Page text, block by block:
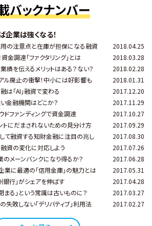
バックナンバー
業は強くなる！
用の注意点と在庫が担保になる融資
2018.04.25
金調達「ファクタリング」とは
2018.03.28
績を伝えるメリットはある？ない？
2018.02.28
ル廃止の衝撃！中小には好影響も
2018.01.31
は「AI」融資で変わる
2017.12.20
金融機関はどこか？
2017.11.29
ドファンディングで資金調達
2017.10.27
トにだまされないための見分け方
2017.09.29
て融資する知財金融に注目の兆し
2017.08.30
資の変化に対応しよう
2017.07.26
のメーンバンクになり得るか？
2017.06.28
業に最適の「信用金庫」の魅力とは
2017.05.31
銀行」がシェアを伸ばす
2017.04.28
まる」という常識は古いものに？
2017.03.27
失敗しない「デリバティブ」利用法 2017.02.27